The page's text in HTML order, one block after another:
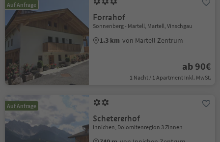
Auf Anfrage
Forrahof
Sonnenberg - Martell, Martell, Vinschgau
1.3 km von Martell Zentrum
ab 90€
1 Nacht / 1 Apartment Inkl. MwSt.
Auf Anfrage
Schetererhof
Innichen, Dolomitenregion 3 Zinnen